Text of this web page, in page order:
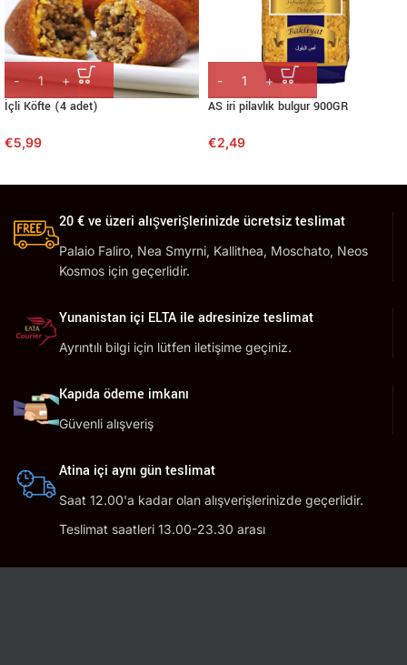
İçli Köfte (4 adet)
€5,99
AS iri pilavlık bulgur 900GR
€2,49
20 € ve üzeri alışverişlerinizde ücretsiz teslimat
Palaio Faliro, Nea Smyrni, Kallithea, Moschato, Neos
Kosmos için geçerlidir.
Yunanistan içi ELTA ile adresinize teslimat
Ayrıntılı bilgi için lütfen iletişime geçiniz.
Kapıda ödeme imkanı
Güvenli alışveriş
Atina içi aynı gün teslimat
Saat 12.00'a kadar olan alışverişlerinizde geçerlidir.
Teslimat saatleri 13.00-23.30 arası